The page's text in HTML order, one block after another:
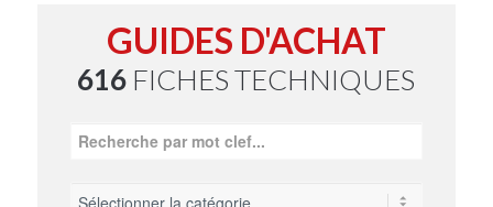
GUIDES D'ACHAT
616 FICHES TECHNIQUES